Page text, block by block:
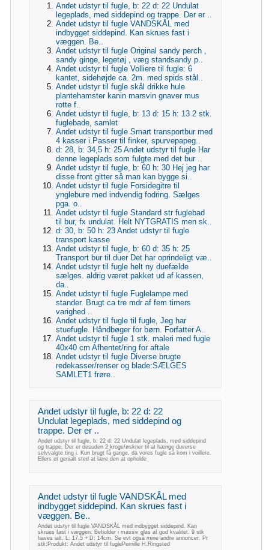
Andet udstyr til fugle, b: 22 d: 22 Undulat
legeplads, med siddepind og trappe. Der er ..
Andet udstyr til fugle VANDSKÅL med
indbygget siddepind. Kan skrues fast i
væggen. Be..
Andet udstyr til fugle Original sandy perch ,
sandy ginge, legetøj , væg standsandy p..
Andet udstyr til fugle Volliere til fugle: 6
kantet, sidehøjde ca. 2m. med spids stål..
Andet udstyr til fugle skål drikke hule
plantehamster kanin marsvin gnaver mus
rotte f..
Andet udstyr til fugle, b: 13 d: 15 h: 13 2 stk.
fuglebade, samlet
Andet udstyr til fugle Smart transportbur med
4 kasser i.Passer til finker, spurvepapeg..
d: 28, b: 34,5 h: 25 Andet udstyr til fugle Har
denne legeplads som fulgte med det bur ..
Andet udstyr til fugle, b: 60 h: 30 Hej jeg har
disse front gitter så man kan bygge si..
Andet udstyr til fugle Forsidegitre til
ynglebure med indvendig fodring. Sælges
pga. o..
Andet udstyr til fugle Standard str fuglebad
til bur, fx undulat. Helt NYTGRATIS men sk..
d: 30, b: 50 h: 23 Andet udstyr til fugle
transport kasse
Andet udstyr til fugle, b: 60 d: 35 h: 25
Transport bur til duer Det har oprindeligt væ..
Andet udstyr til fugle helt ny duefælde
sælges. aldrig været pakket ud af kassen,
da..
Andet udstyr til fugle Fuglelampe med
stander. Brugt ca tre mdr af fem timers
varighed ..
Andet udstyr til fugle til fugle, Jeg har
stuefugle. Håndbøger for børn. Forfatter A..
Andet udstyr til fugle 1 stk. maleri med fugle
40x40 cm Afhentet/ring for aftale
Andet udstyr til fugle Diverse brugte
redekasser/renser og blade:SÆLGES
SAMLET1 frøre..
Andet udstyr til fugle, b: 22 d: 22
Undulat legeplads, med siddepind og
trappe. Der er ..
Andet udstyr til fugle, b: 22 d: 22 Undulat legeplads, med siddepind
og trappe. Der er desuden 2 kroge/øskner til at hænge duverse
selvvalgte ting i. Kun brugt få gange, da vores fugle så kom i voillere.
Ellers et genialt sted at lære den at opholde
Andet udstyr til fugle VANDSKÅL med
indbygget siddepind. Kan skrues fast i
væggen. Be..
Andet udstyr til fugle VANDSKÅL med indbygget siddepind. Kan
skrues fast i væggen. Beholder i massiv glas af god kvalitet. 9 stk
haves ialt. L: 17,5 + D: 14cm. Se evt også mine andre annoncer. Pr
stk:Produkt: Andet udstyr til fuglePernille H.Ringsted